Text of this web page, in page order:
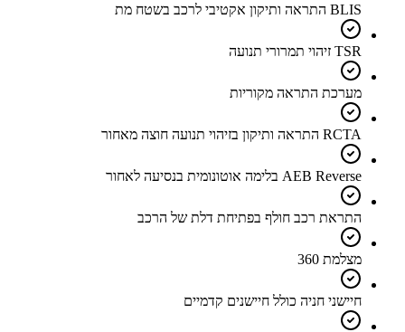
BLIS התראה ותיקון אקטיבי לרכב בשטח מת
TSR זיהוי תמרורי תנועה
מערכת התראה מקוריות
RCTA התראה ותיקון בזיהוי תנועה חוצה מאחור
AEB Reverse בלימה אוטונומית בנסיעה לאחור
התראת רכב חולף בפתיחת דלת של הרכב
מצלמת 360
חיישני חניה כולל חיישנים קדמיים